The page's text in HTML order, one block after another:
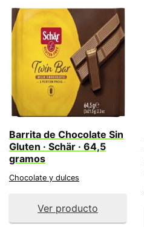
Barrita de Chocolate Sin
Gluten · Schär · 64,5
gramos
Chocolate y dulces
Ver producto